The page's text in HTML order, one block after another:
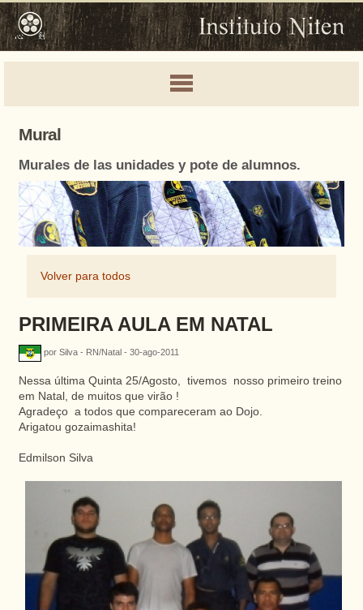
Mural
Murales de las unidades y pote de alumnos.
Volver para todos
PRIMEIRA AULA EM NATAL
por Silva - RN/Natal - 30-ago-2011
Nessa última Quinta 25/Agosto, tivemos nosso primeiro treino
em Natal, de muitos que virão !
Agradeço a todos que compareceram ao Dojo.
Arigatou gozaimashita!
Edmilson Silva